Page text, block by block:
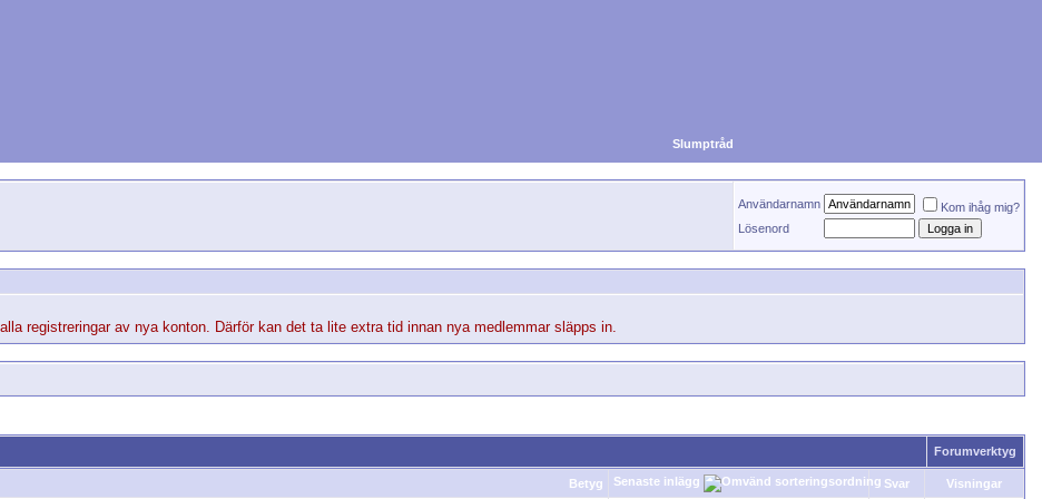
Slumptråd
Användarnamn
Kom ihåg mig?
Lösenord
registreringar av nya konton. Därför kan det ta lite extra tid innan nya medlemmar släpps in.
Forumverktyg
Betyg Senaste inlägg Svar Visningar